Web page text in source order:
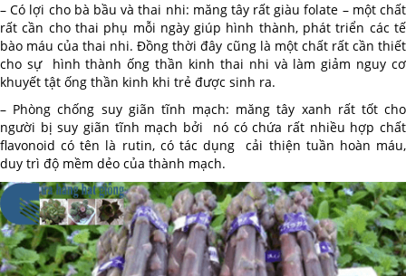
– Có lợi cho bà bầu và thai nhi: măng tây rất giàu folate – một chất
rất cần cho thai phụ mỗi ngày giúp hình thành, phát triển các tế
bào máu của thai nhi. Đồng thời đây cũng là một chất rất cần thiết
cho sự hình thành ống thần kinh thai nhi và làm giảm nguy cơ
khuyết tật ống thần kinh khi trẻ được sinh ra.
– Phòng chống suy giãn tĩnh mạch: măng tây xanh rất tốt cho
người bị suy giãn tĩnh mạch bởi nó có chứa rất nhiều hợp chất
flavonoid có tên là rutin, có tác dụng cải thiện tuần hoàn máu,
duy trì độ mềm dẻo của thành mạch.